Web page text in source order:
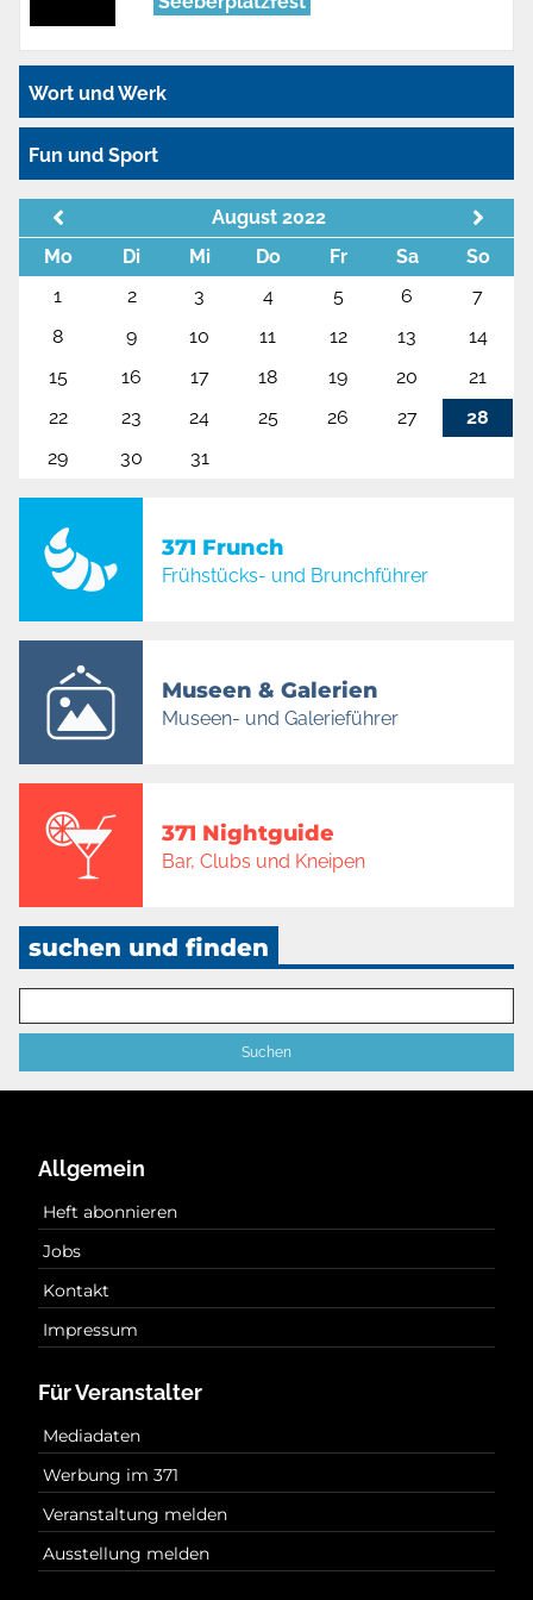
Wort und Werk
Fun und Sport
August 2022
Mo
Di Mi Do Fr Sa
So
1
2 3 4 5 6
7
8
9 10 11 12 13
14
15
16 17 18 19 20
21
22
23 24 25 26 27
28
29
30 31
371 Frunch
Frühstücks- und Brunchführer
Museen & Galerien
Museen- und Galerieführer
371 Nightguide
Bar, Clubs und Kneipen
suchen und finden
Allgemein
Heft abonnieren
Jobs
Kontakt
Impressum
Für Veranstalter
Mediadaten
Werbung im 371
Veranstaltung melden
Ausstellung melden